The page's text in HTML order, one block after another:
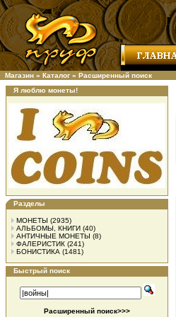
Магазин » Каталог » Расширенный поиск
Я люблю монеты!
Разделы
МОНЕТЫ (2935)
АЛЬБОМЫ, КНИГИ (40)
АНТИЧНЫЕ МОНЕТЫ (8)
ФАЛЕРИСТИК (241)
БОНИСТИКА (1481)
Быстрый поиск
Расширенный поиск>>>